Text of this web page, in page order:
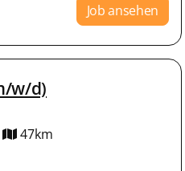
Job ansehen
w/d)
47km